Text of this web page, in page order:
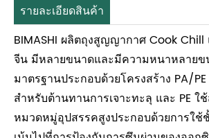
รายละเอียดสินค้า
BIMASHI ผลิตถุงสูญญากาศ Cook Chill
จีน มีหลายขนาดและมีความหนาหลาย
มาตรฐานประกอบด้วยโครงสร้าง PA/
สำหรับต้านทานการเจาะทะลุ และ PE ใ
หมวดหมู่อุปสรรคสูงประกอบด้วยการใช้